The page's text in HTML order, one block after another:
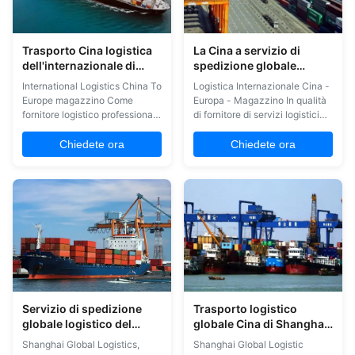
Trasporto Cina logistica
dell'internazionale di
EXW della CATENA
DELL'OROLOGIO al
magazzino di Europa
International Logistics China To
Europe magazzino Come
fornitore logistico professionale
intorno in tutto il mondo,
mettiamo sempre gli interessi
il COSCO., OOCL, ONE, YML......
I nostri servizi di trasporto
marittimo comprendono i ...
Chiedete ora
La Cina a servizio di
spedizione globale
internazionale di servizi
di trasporto del trasporto
della Turchia
Logistica Internazionale Cina -
Europa - Magazzino In qualità
di fornitore di servizi logistici
e con uno sguardo rivolto a
tutto il mondo, mettiamo
con molte compagnie di
navigazione. Come COSCO,
OOCL, ONE, ...
Chiedete ora
Servizio di spedizione
globale logistico del
trasporto internazionale
Shanghai Global Logistics,
Trasporto logistico
globale Cina di Shanghai
a Jordan Sea Freight
Shanghai Global Logistic